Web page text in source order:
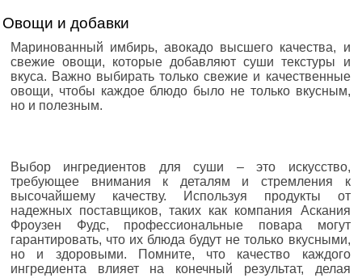
Овощи и добавки
Маринованный имбирь, авокадо высшего качества, и
свежие овощи, которые добавляют суши текстуры и
вкуса. Важно выбирать только свежие и качественные
овощи, чтобы каждое блюдо было не только вкусным,
но и полезным.
Выбор ингредиентов для суши – это искусство,
требующее внимания к деталям и стремления к
высочайшему качеству. Используя продукты от
надежных поставщиков, таких как компания Аскания
Фроузен Фудс, профессиональные повара могут
гарантировать, что их блюда будут не только вкусными,
но и здоровыми. Помните, что качество каждого
ингредиента влияет на конечный результат, делая